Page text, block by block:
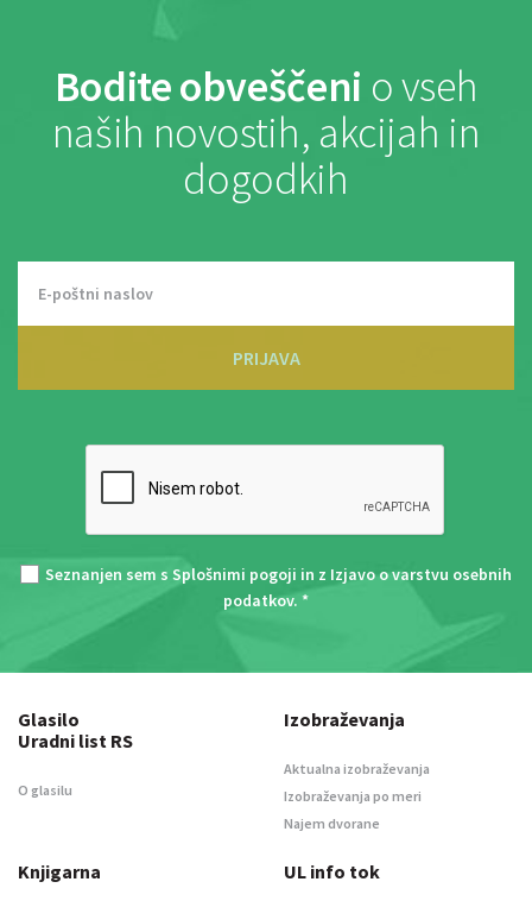
Bodite obveščeni o vseh
naših novostih, akcijah in
dogodkih
PRIJAVA
Seznanjen sem s Splošnimi pogoji in z Izjavo o varstvu osebnih
podatkov. *
Glasilo
Uradni list RS
O glasilu
Izobraževanja
Aktualna izobraževanja
Izobraževanja po meri
Najem dvorane
Knjigarna UL info tok